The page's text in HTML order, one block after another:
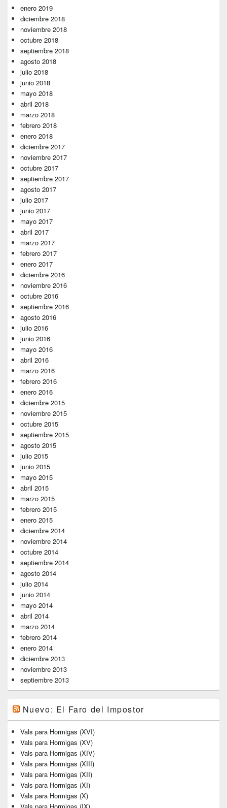
enero 2019
diciembre 2018
noviembre 2018
octubre 2018
septiembre 2018
agosto 2018
julio 2018
junio 2018
mayo 2018
abril 2018
marzo 2018
febrero 2018
enero 2018
diciembre 2017
noviembre 2017
octubre 2017
septiembre 2017
agosto 2017
julio 2017
junio 2017
mayo 2017
abril 2017
marzo 2017
febrero 2017
enero 2017
diciembre 2016
noviembre 2016
octubre 2016
septiembre 2016
agosto 2016
julio 2016
junio 2016
mayo 2016
abril 2016
marzo 2016
febrero 2016
enero 2016
diciembre 2015
noviembre 2015
octubre 2015
septiembre 2015
agosto 2015
julio 2015
junio 2015
mayo 2015
abril 2015
marzo 2015
febrero 2015
enero 2015
diciembre 2014
noviembre 2014
octubre 2014
septiembre 2014
agosto 2014
julio 2014
junio 2014
mayo 2014
abril 2014
marzo 2014
febrero 2014
enero 2014
diciembre 2013
noviembre 2013
septiembre 2013
Nuevo: El Faro del Impostor
Vals para Hormigas (XVI)
Vals para Hormigas (XV)
Vals para Hormigas (XIV)
Vals para Hormigas (XIII)
Vals para Hormigas (XII)
Vals para Hormigas (XI)
Vals para Hormigas (X)